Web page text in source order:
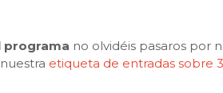
programa no olvidéis pasaros por
etiqueta de entradas sobre